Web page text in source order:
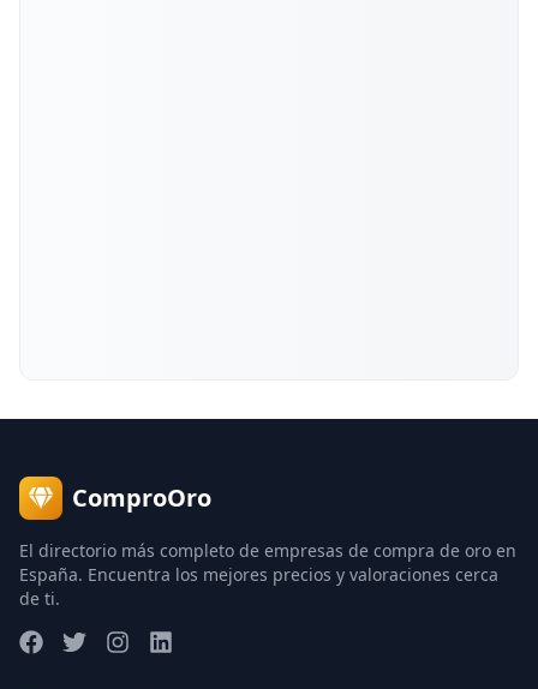
ComproOro
El directorio más completo de empresas de compra de oro en
España. Encuentra los mejores precios y valoraciones cerca
de ti.